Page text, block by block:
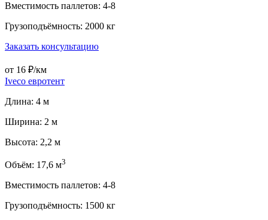
Вместимость паллетов: 4-8
Грузоподъёмность: 2000 кг
Заказать консультацию
от 16 ₽/км
Iveco евротент
Длина: 4 м
Ширина: 2 м
Высота: 2,2 м
Объём: 17,6 м3
Вместимость паллетов: 4-8
Грузоподъёмность: 1500 кг